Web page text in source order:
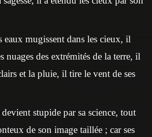
eaux mugissent dans les cieux, il
nuages des extrémités de la terre, il
et la pluie, il tire le vent de ses
stupide par sa science, tout
de son image taillée ; car ses